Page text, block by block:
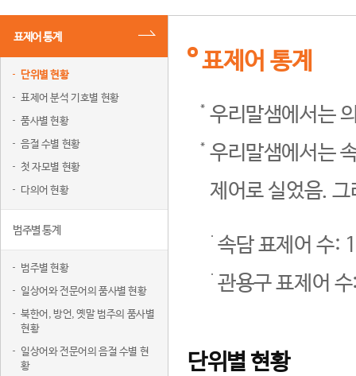
표제어 통계
단위별 현황
표제어 분석 기호별 현황
품사별 현황
음절 수별 현황
첫 자모별 현황
다의어 현황
범주별 통계
범주별 현황
일상어와 전문어의 품사별 현황
북한어, 방언, 옛말 범주의 품사별
현황
일상어와 전문어의 음절 수별 현
황
표제어 통계
우리말샘에서는
우리말샘에서는
제어로 실었음.
속담 표제어 수:
관용구 표제어
단위별 현황